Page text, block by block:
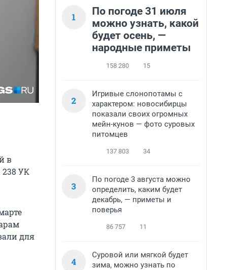
в
238 УК
для
1
По погоде 31 июля
можно узнать, какой
будет осень, —
народные приметы
158 280 15
2
Игривые слонопотамы с
характером: новосибирцы
показали своих огромных
мейн-кунов — фото суровых
питомцев
137 803 34
3
По погоде 3 августа можно
определить, каким будет
декабрь, — приметы и
поверья
86 757 11
4
Суровой или мягкой будет
зима, можно узнать по